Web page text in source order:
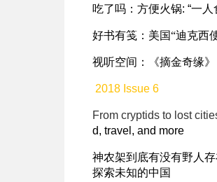
吃了吗： 方便火锅: “一人
好书有笺： 美国“迪克西
视听空间： 《摘金奇缘
2018 Issue 6
From cryptids to lost
d, travel, and more
神农架到底有没有野人
探索未知的中国